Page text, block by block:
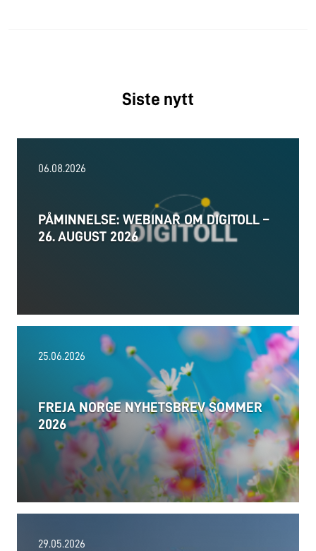
Siste nytt
06.08.2026
PÅMINNELSE: WEBINAR OM DIGITOLL –
26. AUGUST 2026
25.06.2026
FREJA NORGE NYHETSBREV SOMMER
2026
29.05.2026